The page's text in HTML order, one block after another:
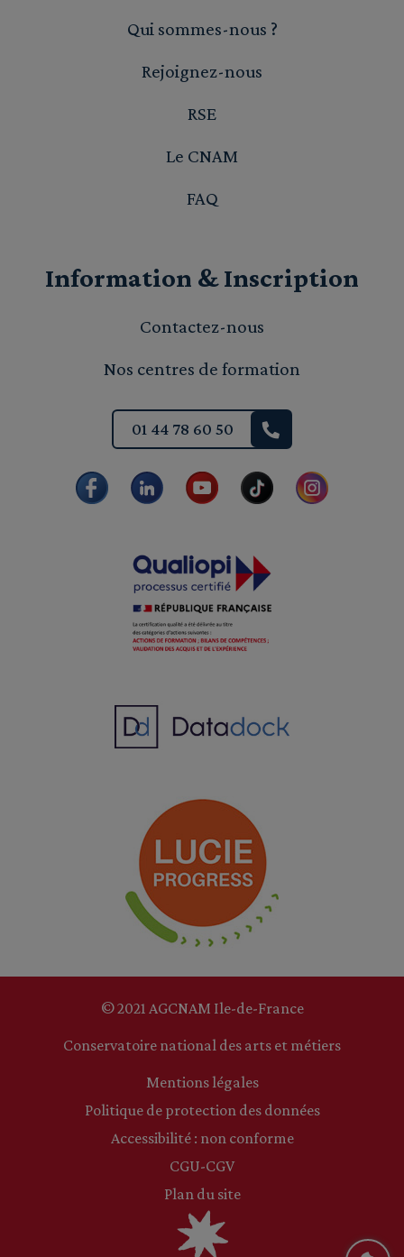
Qui sommes-nous ?
Rejoignez-nous
RSE
Le CNAM
FAQ
Information & Inscription
Contactez-nous
Nos centres de formation
01 44 78 60 50
© 2021 AGCNAM Ile-de-France
Conservatoire national des arts et métiers
Mentions légales
Politique de protection des données
Accessibilité : non conforme
CGU-CGV
Plan du site